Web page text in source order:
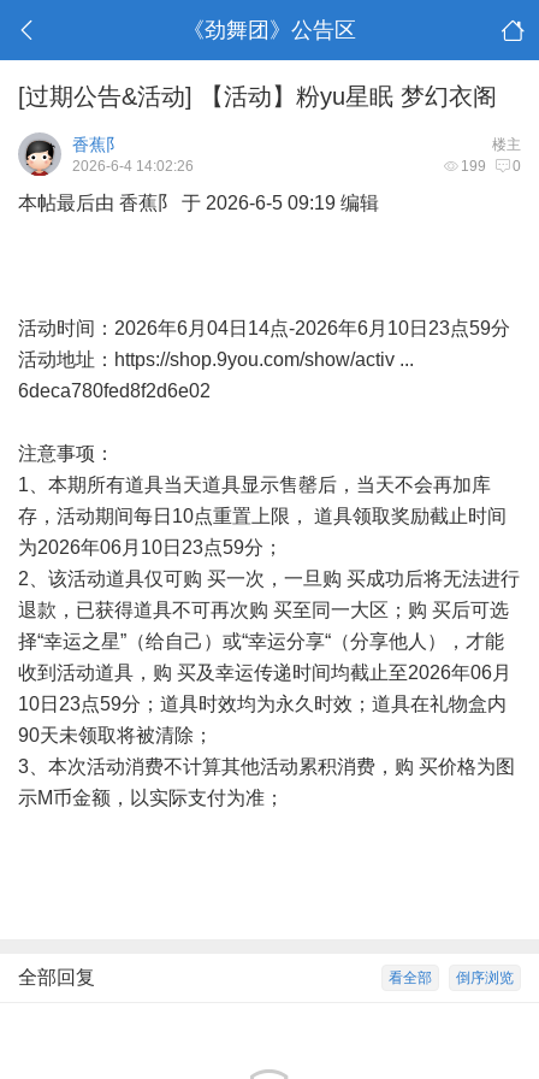
《劲舞团》公告区
[过期公告&活动] 【活动】粉yu星眠 梦幻衣阁
楼主
香蕉阝
199 0
2026-6-4 14:02:26
本帖最后由 香蕉阝 于 2026-6-5 09:19 编辑
活动时间：2026年6月04日14点-2026年6月10日23点59分
活动地址： https://shop.9you.com/show/activ ...
6deca780fed8f2d6e02
注意事项：
1、本期所有道具当天道具显示售罄后，当天不会再加库
存，活动期间每日10点重置上限， 道具领取奖励截止时间
为2026年06月10日23点59分；
2、该活动道具仅可购 买一次，一旦购 买成功后将无法进行
退款，已获得道具不可再次购 买至同一大区；购 买后可选
择“幸运之星”（给自己）或“幸运分享“（分享他人），才能
收到活动道具，购 买及幸运传递时间均截止至2026年06月
10日23点59分；道具时效均为永久时效；道具在礼物盒内
90天未领取将被清除；
3、本次活动消费不计算其他活动累积消费，购 买价格为图
示M币金额，以实际支付为准；
倒序浏览
看全部
全部回复